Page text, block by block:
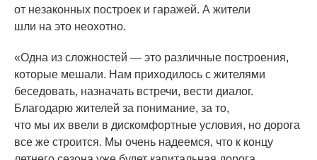
от незаконных построек и гаражей. А жители
шли на это неохотно.
«Одна из сложностей — это различные построения,
которые мешали. Нам приходилось с жителями
беседовать, назначать встречи, вести диалог.
Благодарю жителей за понимание, за то,
что мы их ввели в дискомфортные условия, но дорога
все же строится. Мы очень надеемся, что к концу